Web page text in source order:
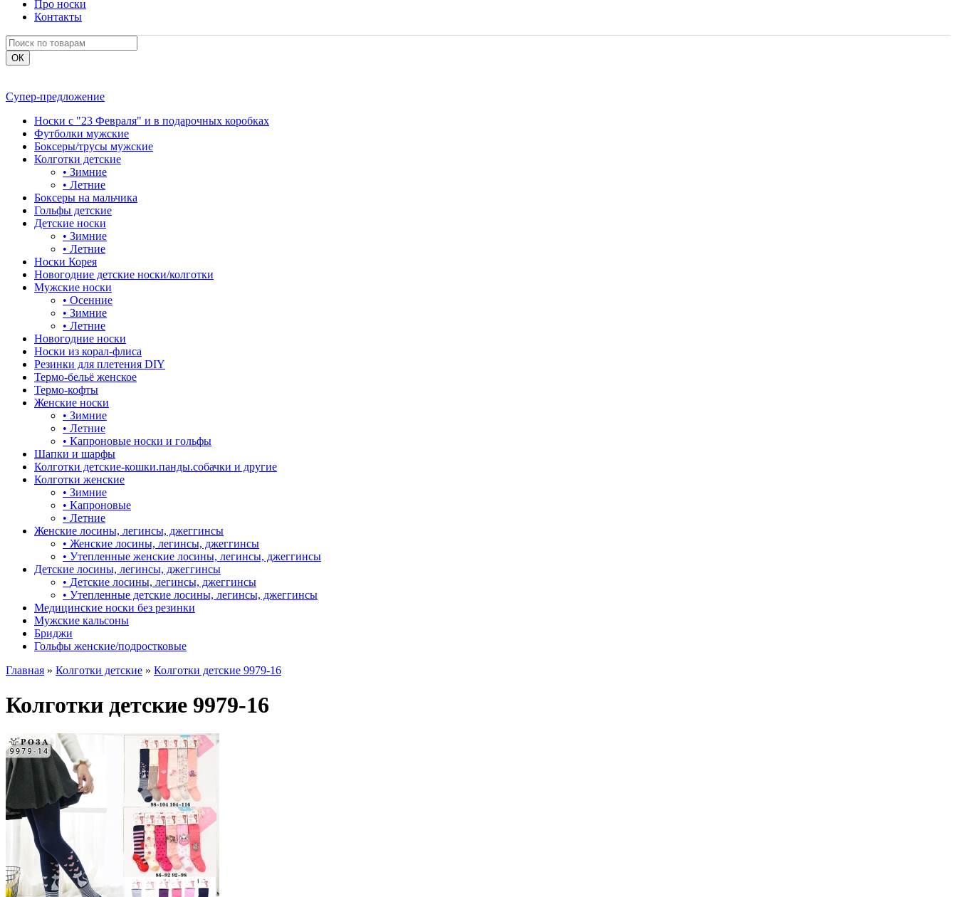
Про носки
Контакты
Супер-предложение
Носки с "23 Февраля" и в подарочных коробках
Футболки мужские
Боксеры/трусы мужские
Колготки детские
• Зимние
• Летние
Боксеры на мальчика
Гольфы детские
Детские носки
• Зимние
• Летние
Носки Корея
Новогодние детские носки/колготки
Мужские носки
• Осенние
• Зимние
• Летние
Новогодние носки
Носки из корал-флиса
Резинки для плетения DIY
Термо-бельё женское
Термо-кофты
Женские носки
• Зимние
• Летние
• Капроновые носки и гольфы
Шапки и шарфы
Колготки детские-кошки.панды.собачки и другие
Колготки женские
• Зимние
• Капроновые
• Летние
Женские лосины, легинсы, джеггинсы
• Женские лосины, легинсы, джеггинсы
• Утепленные женские лосины, легинсы, джеггинсы
Детские лосины, легинсы, джеггинсы
• Детские лосины, легинсы, джеггинсы
• Утепленные детские лосины, легинсы, джеггинсы
Медицинские носки без резинки
Мужские кальсоны
Бриджи
Гольфы женские/подростковые
Главная » Колготки детские » Колготки детские 9979-16
Колготки детские 9979-16